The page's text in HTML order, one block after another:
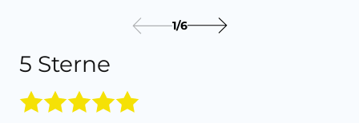
5 Sterne
1/6